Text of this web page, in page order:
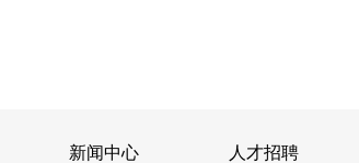
新闻中心 人才招聘